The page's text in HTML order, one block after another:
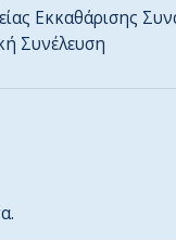
Εκκαθάρισης
Συνέλευση